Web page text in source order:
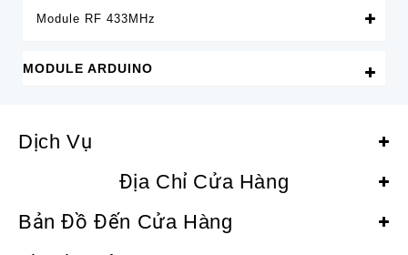
Module RF 433MHz
MODULE ARDUINO
Dịch Vụ
Địa Chỉ Cửa Hàng
Bản Đồ Đến Cửa Hàng